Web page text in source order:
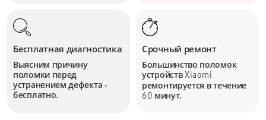
Бесплатная диагностика
Выясним причину
поломки перед
устранением дефекта -
бесплатно.
Срочный ремонт
Большинство поломок
устройствXiaomi
ремонтируется в течение
60 минут.